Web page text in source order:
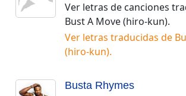
Ver letras de canciones
Bust A Move (hiro-kun).
Ver letras traducidas de
(hiro-kun).
Busta Rhymes